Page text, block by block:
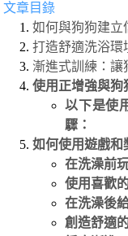
文章目錄
如何與狗狗建立
打造舒適洗浴環
漸進式訓練：讓
使用正增強與狗
以下是使
驟：
如何使用遊戲和
在洗澡前
使用喜歡
在洗澡後
創造舒適